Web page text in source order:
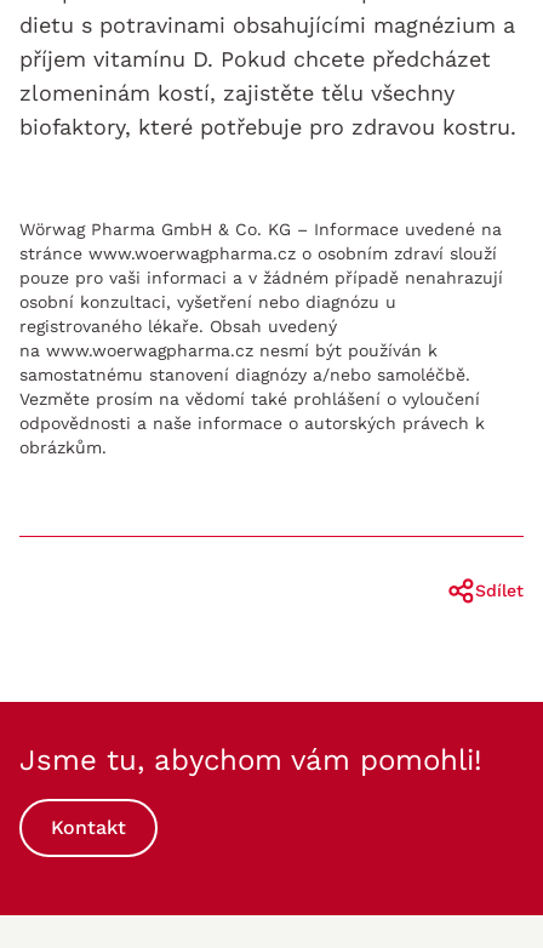
dietu s potravinami obsahujícími magnézium a
příjem vitamínu D. Pokud chcete předcházet
zlomeninám kostí, zajistěte tělu všechny
biofaktory, které potřebuje pro zdravou kostru.
Wörwag Pharma GmbH & Co. KG – Informace uvedené na
stránce www.woerwagpharma.cz o osobním zdraví slouží
pouze pro vaši informaci a v žádném případě nenahrazují
osobní konzultaci, vyšetření nebo diagnózu u
registrovaného lékaře. Obsah uvedený
na www.woerwagpharma.cz nesmí být používán k
samostatnému stanovení diagnózy a/nebo samoléčbě.
Vezměte prosím na vědomí také prohlášení o vyloučení
odpovědnosti a naše informace o autorských právech k
obrázkům.
Sdílet
Jsme tu, abychom vám pomohli!
Kontakt